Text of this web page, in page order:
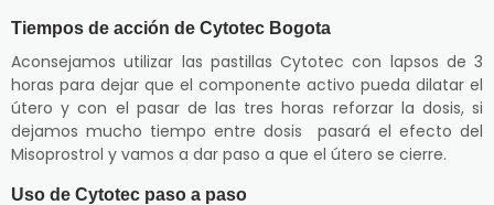
Tiempos de acción de Cytotec Bogota
Aconsejamos utilizar las pastillas Cytotec con lapsos de 3
horas para dejar que el componente activo pueda dilatar el
útero y con el pasar de las tres horas reforzar la dosis, si
dejamos mucho tiempo entre dosis pasará el efecto del
Misoprostrol y vamos a dar paso a que el útero se cierre.
Uso de Cytotec paso a paso